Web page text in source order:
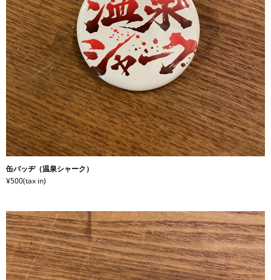
缶バッヂ（温泉シャーク）
¥500(tax in)